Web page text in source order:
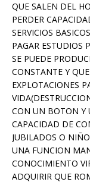
QUE SALEN DEL
PERDER
SERVICIOS
PAGAR ESTUDIOS
SE PUEDE
CONSTANTE Y
EXPLOTACIONES
CON UN BOTON Y
CAPACIDAD DE
JUBILADOS O
UNA FUNCION
CONOCIMIENTO
ADQUIRIR QUE